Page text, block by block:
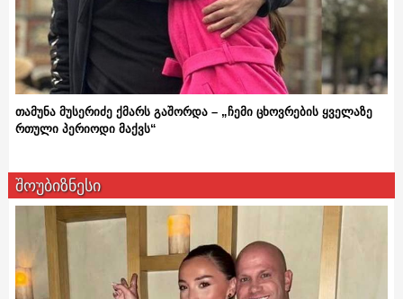
თამუნა მუსერიძე ქმარს გაშორდა – „ჩემი ცხოვრების ყველაზე
რთული პერიოდი მაქვს“
შოუბიზნესი